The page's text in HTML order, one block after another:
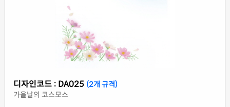
디자인코드 : DA025 (2개 규격)
가을날의 코스모스